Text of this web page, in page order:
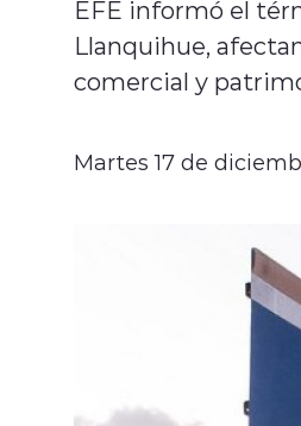
EFE informó el
Llanquihue,
comercial y
Martes 17 de